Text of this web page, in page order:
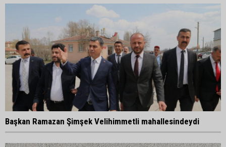
Başkan Ramazan Şimşek Velihimmetli mahallesindeydi